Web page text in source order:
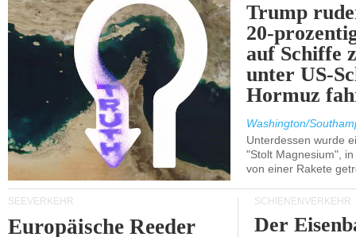
Trump
20-
auf Schiffe
unter US-
Hormuz
Washington/
Unterdessen wurde
"Stolt Magnesium",
von einer Rakete
SEEVERKEHR
Europäische Reeder
SCHIENENVERKEHR
Der